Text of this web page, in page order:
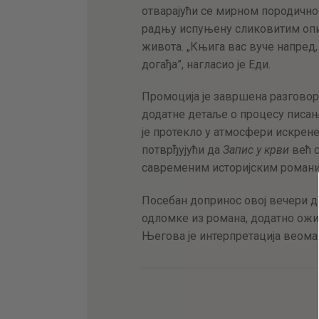
отварајући се мирном
радњу испуњену сликовитим
живота. „Књига вас вуче
догађа”, нагласио је Еди.
Промоција је завршена
додатне детаље о процесу
је протекло у атмосфери
потврђујући да Запис у крви већ
савременим историјским
Посебан допринос овој вечери
одломке из романа, додатно
Његова је интерпретација